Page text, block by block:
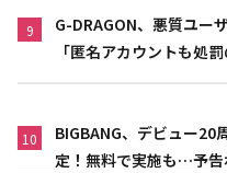
9
G-DRAGON、悪質ユー
「匿名アカウントも処罰
10
BIGBANG、デビュー20
定！無料で実施も…予告